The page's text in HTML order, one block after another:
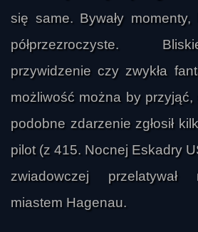
się same. Bywały momenty,
półprzezroczyste.
przywidzenie czy zwykła
możliwość można by
podobne zdarzenie zgłosił
pilot (z 415. Nocnej Eskadry
zwiadowczej przelatywał
miastem Hagenau.